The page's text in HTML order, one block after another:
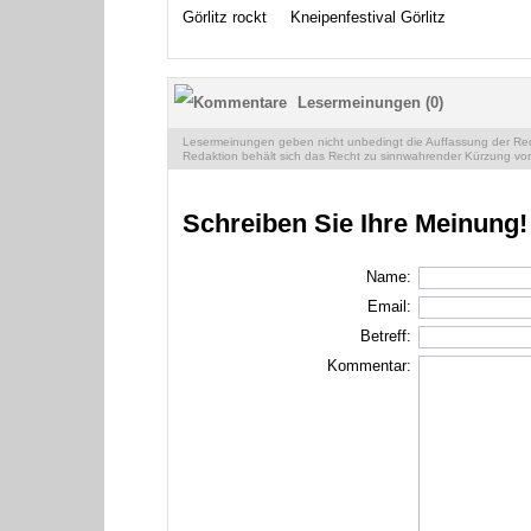
Görlitz rockt Kneipenfestival Görlitz
Lesermeinungen (0)
Lesermeinungen geben nicht unbedingt die Auffassung der
Redaktion behält sich das Recht zu sinnwahrender Kürzung vor.
Schreiben Sie Ihre Meinung!
Name:
Email:
Betreff:
Kommentar: